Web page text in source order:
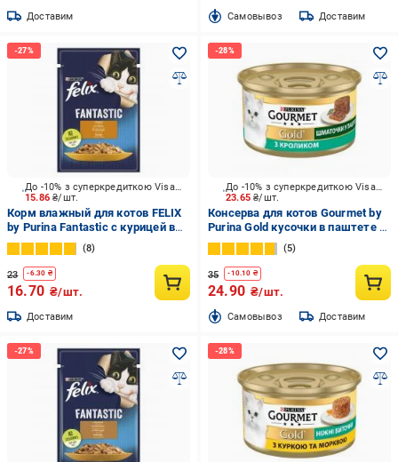
Доставим Cамовывоз Доставим
15.86₴/шт.
До -10% з суперкредиткою Visa Вигода
Корм влажный для котов FELIX
by Purina Fantastic с курицей в
желе 85 г
8
23 -6.30 ₴
16.70 ₴/шт.
Доставим
23.65₴/шт.
До -10% з суперкредиткою Visa Вигода
Консерва для котов Gourmet by
Purina Gold кусочки в паштете с
кроликом 85 г
5
35 -10.10 ₴
24.90 ₴/шт.
Cамовывоз Доставим